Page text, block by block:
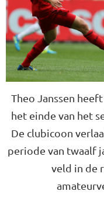
Theo Janssen
het einde van het
De clubicoon
periode van twaalf
veld in de